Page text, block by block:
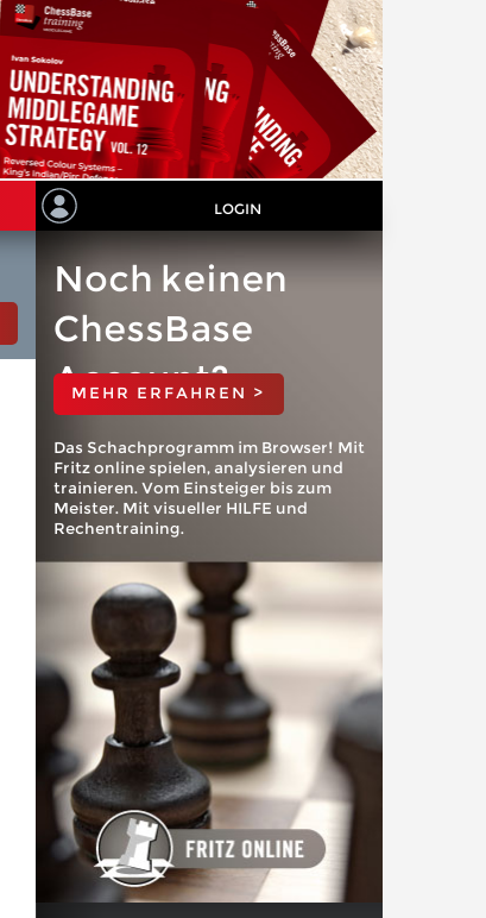
LOGIN
Noch keinen
ChessBase
Account?
MEHR ERFAHREN >
Das Schachprogramm im Browser! Mit
Fritz online spielen, analysieren und
trainieren. Vom Einsteiger bis zum
Meister. Mit visueller HILFE und
Rechentraining.